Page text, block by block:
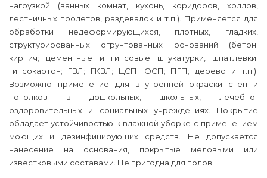
нагрузкой (ванных комнат, кухонь, коридоров, холлов,
лестничных пролетов, раздевалок и т.п.). Применяется для
обработки недеформирующихся, плотных, гладких,
структурированных огрунтованных оснований (бетон;
кирпич; цементные и гипсовые штукатурки, шпатлевки;
гипсокартон; ГВЛ; ГКВЛ; ЦСП; OСП; ПГП; дерево и т.п.).
Возможно применение для внутренней окраски стен и
потолков в дошкольных, школьных, лечебно-
оздоровительных и социальных учреждениях. Покрытие
обладает устойчивостью к влажной уборке с применением
моющих и дезинфицирующих средств. Не допускается
нанесение на основания, покрытые меловыми или
известковыми составами. Не пригодна для полов.